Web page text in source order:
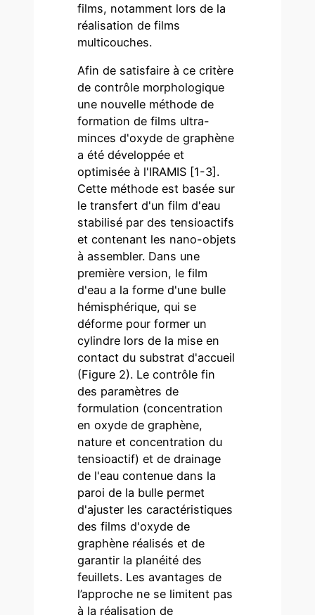
films, notamment lors de la
réalisation de films
multicouches.
Afin de satisfaire à ce critère
de contrôle morphologique
une nouvelle méthode de
formation de films ultra-
minces d'oxyde de graphène
a été développée et
optimisée à l'IRAMIS [1-3].
Cette méthode est basée sur
le transfert d'un film d'eau
stabilisé par des tensioactifs
et contenant les nano-objets
à assembler. Dans une
première version, le film
d'eau a la forme d'une bulle
hémisphérique, qui se
déforme pour former un
cylindre lors de la mise en
contact du substrat d'accueil
(Figure 2). Le contrôle fin
des paramètres de
formulation (concentration
en oxyde de graphène,
nature et concentration du
tensioactif) et de drainage
de l'eau contenue dans la
paroi de la bulle permet
d'ajuster les caractéristiques
des films d'oxyde de
graphène réalisés et de
garantir la planéité des
feuillets. Les avantages de
l’approche ne se limitent pas
à la réalisation de